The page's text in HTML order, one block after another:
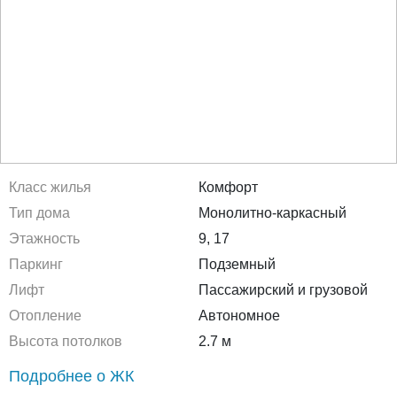
Класс жилья
Комфорт
Тип дома
Монолитно-каркасный
Этажность
9, 17
Паркинг
Подземный
Лифт
Пассажирский и грузовой
Отопление
Автономное
Высота потолков
2.7 м
Подробнее о ЖК